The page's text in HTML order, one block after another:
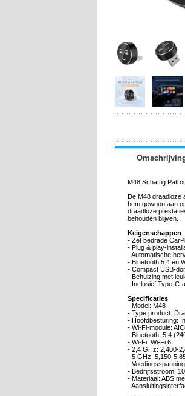
M48 Schattig
De M48 draadloze
hem gewoon aan
draadloze
behouden blijven.
Keigenschappen
- Zet bedrade
- Plug & play-
- Automatische
- Bluetooth 5.4 en
- Compact USB-
- Behuizing met
- Inclusief Type-C-
Specificaties
- Model: M48
- Type product:
- Hoofdbesturing:
- Wi-Fi-module:
- Bluetooth: 5.4
- Wi-Fi: Wi-Fi 6
- 2,4 GHz: 2,400-
- 5 GHz: 5,150-
-
- Bedrijfsstroom:
- Materiaal: ABS
-